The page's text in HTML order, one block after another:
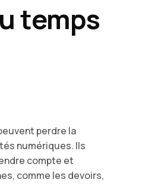
temps
perdre la
numériques. Ils
compte et
comme les devoirs,